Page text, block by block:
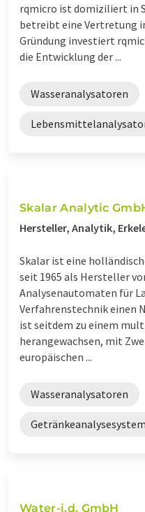
rqmicro ist domiziliert in
betreibt eine Vertretung
Gründung investiert
die Entwicklung der ...
Wasseranalysatoren
Skalar Analytic
Hersteller, Analytik,
Skalar ist eine
seit 1965 als Hersteller
Analysenautomaten für
Verfahrenstechnik einen
ist seitdem zu einem
herangewachsen, mit
europäischen ...
Wasseranalysatoren
Water-i.d. GmbH